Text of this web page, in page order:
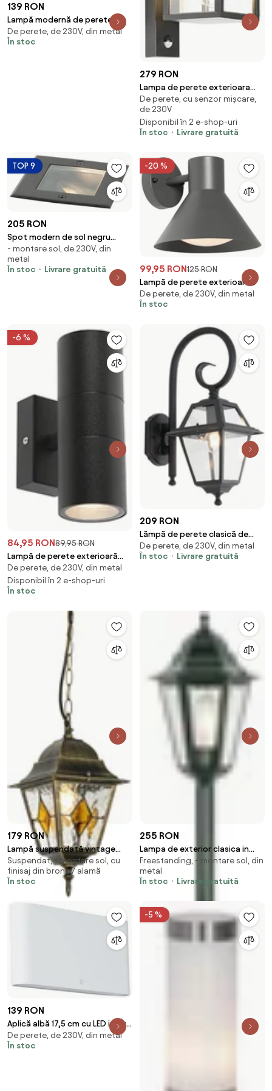
139 RON
Lampă modernă de perete
pentru exterior bej 17,5 cm incl.
LED IP65 - Batt
De perete, de 230V, din metal
În stoc
279 RON
Lampa de perete exterioara
neagra cu senzor de miscare
IP44 - Charlois
De perete, cu senzor mișcare,
de 230V
Disponibil în 2 e-shop-uri
În stoc
Livrare gratuită
TOP 9
205 RON
Spot modern de sol negru
reglabil IP65 - Oneon
- montare sol, de 230V, din
metal
În stoc
Livrare gratuită
-20 %
99,95 RON125 RON
Lampă de perete exterioară
industrială gri închis con IP44 -
Natas
De perete, de 230V, din metal
În stoc
-6 %
84,95 RON89,95 RON
Lampă de perete exterioară
neagră cu 2 lumini IP44 - Duo
De perete, de 230V, din metal
Disponibil în 2 e-shop-uri
În stoc
209 RON
Lămpă de perete clasică de
exterior neagră IP44 - Berta
De perete, de 230V, din metal
În stoc
Livrare gratuită
179 RON
Lampă suspendată vintage
pentru exterior auriu antic -
Antigua
Suspendat, - montare sol, cu
finisaj din bronz / alamă
În stoc
255 RON
Lampa de exterior clasica in
picioare verde inchis 170 cm
IP44 - New Orleans
Freestanding, - montare sol, din
metal
În stoc
Livrare gratuită
139 RON
Aplică albă 17,5 cm cu LED inclus
IP65 - Batt
De perete, de 230V, din metal
În stoc
-5 %